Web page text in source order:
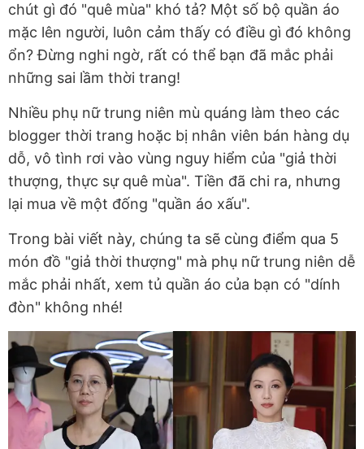
chút gì đó "quê mùa" khó tả? Một số bộ quần áo
mặc lên người, luôn cảm thấy có điều gì đó không
ổn? Đừng nghi ngờ, rất có thể bạn đã mắc phải
những sai lầm thời trang!
Nhiều phụ nữ trung niên mù quáng làm theo các
blogger thời trang hoặc bị nhân viên bán hàng dụ
dỗ, vô tình rơi vào vùng nguy hiểm của "giả thời
thượng, thực sự quê mùa". Tiền đã chi ra, nhưng
lại mua về một đống "quần áo xấu".
Trong bài viết này, chúng ta sẽ cùng điểm qua 5
món đồ "giả thời thượng" mà phụ nữ trung niên dễ
mắc phải nhất, xem tủ quần áo của bạn có "dính
đòn" không nhé!